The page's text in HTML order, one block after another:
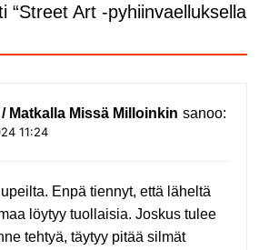
“Street Art -pyhiinvaelluksella
/ Matkalla Missä Milloinkin sanoo:
11:24
Enpä tiennyt, että läheltä
löytyy tuollaisia. Joskus tulee
tehtyä, täytyy pitää silmät